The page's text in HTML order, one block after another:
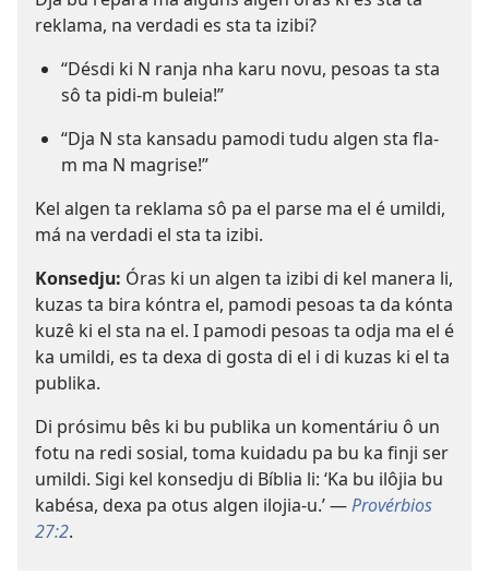
reklama, na verdadi es sta ta izibi?
“Désdi ki N ranja nha karu novu, pesoas ta sta
sô ta pidi-m buleia!”
“Dja N sta kansadu pamodi tudu algen sta fla-
m ma N magrise!”
Kel algen ta reklama sô pa el parse ma el é umildi,
má na verdadi el sta ta izibi.
Konsedju: Óras ki un algen ta izibi di kel manera li,
kuzas ta bira kóntra el, pamodi pesoas ta da kónta
kuzê ki el sta na el. I pamodi pesoas ta odja ma el é
ka umildi, es ta dexa di gosta di el i di kuzas ki el ta
publika.
Di prósimu bês ki bu publika un komentáriu ô un
fotu na redi sosial, toma kuidadu pa bu ka finji ser
umildi. Sigi kel konsedju di Bíblia li: ‘Ka bu ilôjia bu
kabésa, dexa pa otus algen ilojia-u.’ —Provérbios
27:2.